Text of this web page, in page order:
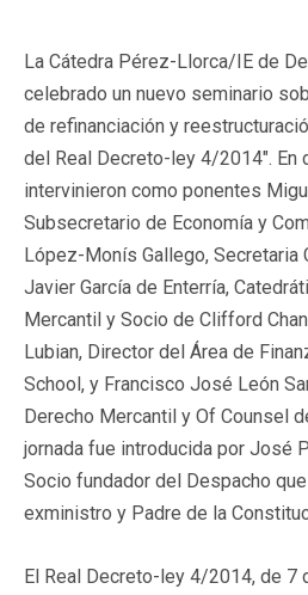
La Cátedra Pérez-Llorca/IE de
celebrado un nuevo seminario
de refinanciación y
del Real Decreto-ley 4/2014". En
intervinieron como ponentes
Subsecretario de Economía y
López-Monís Gallego, Secretaria
Javier García de Enterría,
Mercantil y Socio de Clifford
Lubian, Director del Área de
School, y Francisco José León
Derecho Mercantil y Of Counsel
jornada fue introducida por José
Socio fundador del Despacho
exministro y Padre de la
El Real Decreto-ley 4/2014, de 7